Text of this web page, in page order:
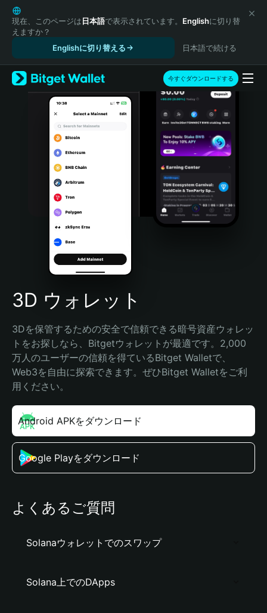
English
日本語
Tiếng Việt
Español (Latinoamérica)
Türkçe
Italiano
Português (Portugal)
Bahasa Indonesia
Português (Brasil)
Español (Argentina)
現在、このページは日本語で表示されています。 Englishに切り替
えますか？
Englishに切り替える
日本語で続ける
今すぐダウンロードする
3D ウォレット
3Dを保管するための安全で信頼できる暗号資産ウォレッ
トをお探しなら、Bitgetウォレットが最適です。2,000
万人のユーザーの信頼を得ているBitget Walletで、
Web3を自由に探索できます。ぜひBitget Walletをご利
用ください。
Android APKをダウンロード
Google Playをダウンロード
よくあるご質問
Solanaウォレットでのスワップ
Solana上でのDApps